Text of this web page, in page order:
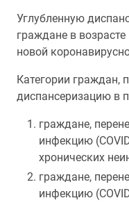
Углубленную
граждане в
новой
Категории граждан,
диспансеризацию в
граждане,
инфекцию
хронических
граждане,
инфекцию